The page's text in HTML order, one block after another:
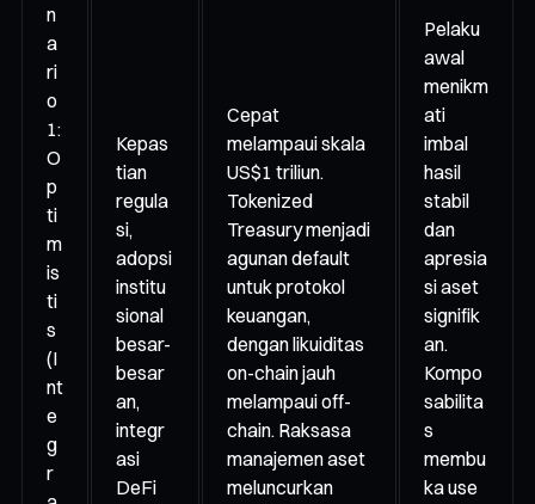
n
a
ri
o
1:
O
p
ti
m
is
ti
s
(I
nt
e
g
r
Kepas
tian
regula
si,
adopsi
institu
sional
besar-
besar
an,
integr
asi
DeFi
Cepat
melampaui skala
US$1 triliun.
Tokenized
Treasury menjadi
agunan default
untuk protokol
keuangan,
dengan likuiditas
on-chain jauh
melampaui off-
chain. Raksasa
manajemen aset
meluncurkan
Pelaku
awal
menikm
ati
imbal
hasil
stabil
dan
apresia
si aset
signifik
an.
Kompo
sabilita
s
membu
ka use